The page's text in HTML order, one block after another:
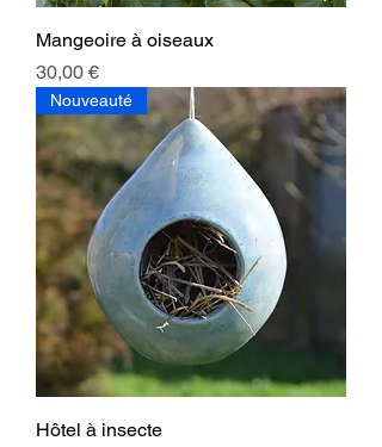
Mangeoire à oiseaux
Prix
30,00 €
Nouveauté
Hôtel à insecte